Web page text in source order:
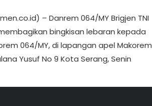
– Danrem 064/MY Brigjen TNI
bingkisan lebaran kepada
064/MY, di lapangan apel Makorem
Yusuf No 9 Kota Serang, Senin